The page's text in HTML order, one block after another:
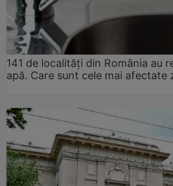
141 de localități din România au
apă. Care sunt cele mai afectate